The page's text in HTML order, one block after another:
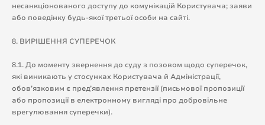
несанкціонованого доступу до комунікацій Користувача; заяви
або поведінку будь-якої третьої особи на сайті.
8. ВИРІШЕННЯ СУПЕРЕЧОК
8.1. До моменту звернення до суду з позовом щодо суперечок,
які виникають у стосунках Користувача й Адміністрації,
обов’язковим є пред’явлення претензії (письмової пропозиції
або пропозиції в електронному вигляді про добровільне
врегулювання суперечки).